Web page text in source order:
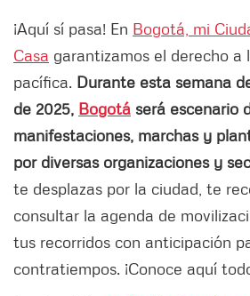
¡Aquí sí pasa! En Bogotá, mi
Casa garantizamos el derecho a
pacífica. Durante esta semana
de 2025, Bogotá será escenario
manifestaciones, marchas y
por diversas organizaciones y
te desplazas por la ciudad, te
consultar la agenda de
tus recorridos con anticipación
contratiempos. ¡Conoce aquí